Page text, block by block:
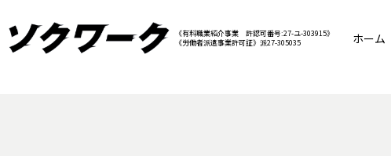
《有料職業紹介事業 許認可番号:27-ユ-303915》
《労働者派遣事業許可証》派27-305035
ホーム